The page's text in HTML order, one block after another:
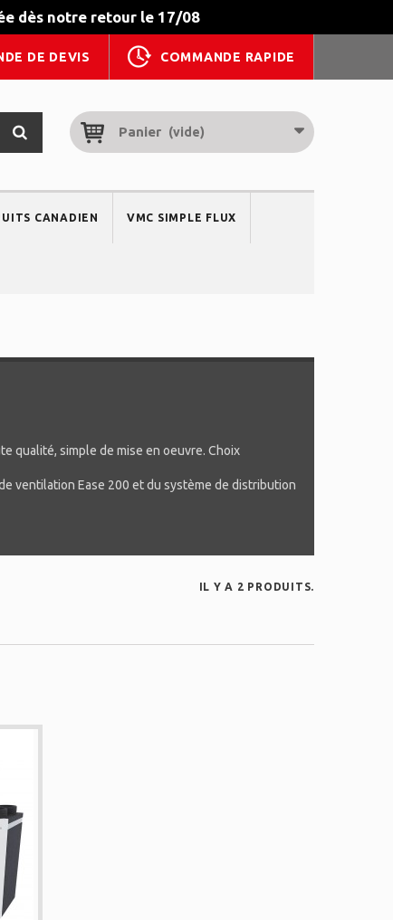
dès notre retour le 17/08
COMMANDE RAPIDE
DE DEVIS
Panier (vide)
CANADIEN VMC SIMPLE FLUX
qualité, simple de mise en oeuvre. Choix
ventilation Ease 200 et du système de distribution
IL Y A 2 PRODUITS.